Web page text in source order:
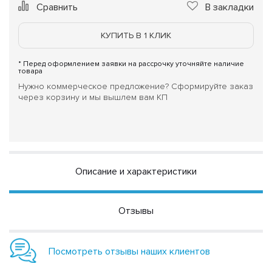
Сравнить
В закладки
КУПИТЬ В 1 КЛИК
* Перед оформлением заявки на рассрочку уточняйте наличие
товара
Нужно коммерческое предложение? Сформируйте заказ
через корзину и мы вышлем вам КП
Описание и характеристики
Отзывы
Посмотреть отзывы наших клиентов